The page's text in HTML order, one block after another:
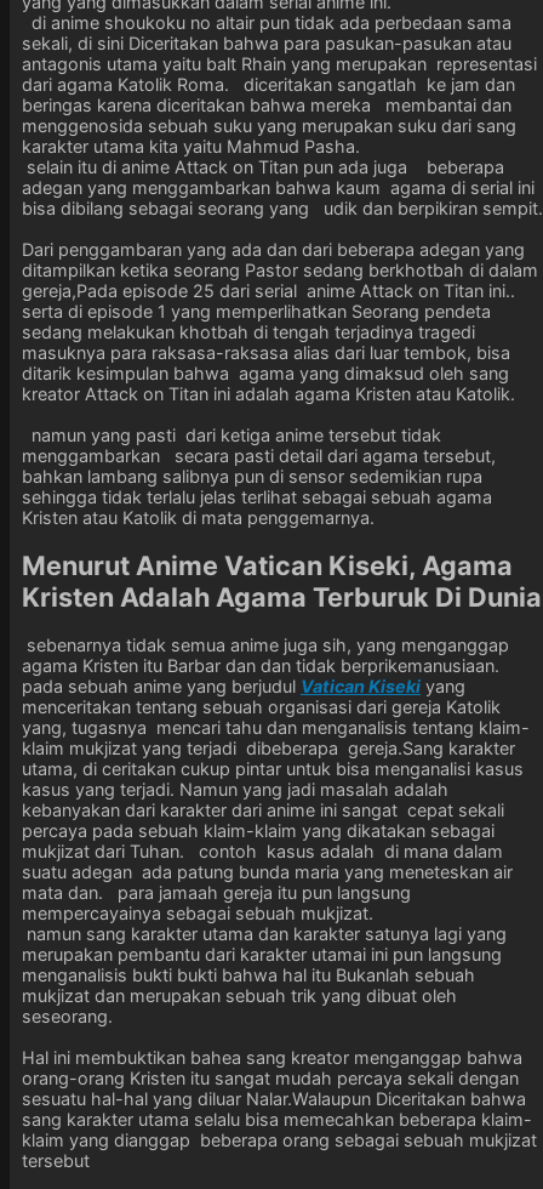
di anime shoukoku no altair pun tidak ada perbedaan sama
sekali, di sini Diceritakan bahwa para pasukan-pasukan atau
antagonis utama yaitu balt Rhain yang merupakan representasi
dari agama Katolik Roma. diceritakan sangatlah ke jam dan
beringas karena diceritakan bahwa mereka membantai dan
menggenosida sebuah suku yang merupakan suku dari sang
karakter utama kita yaitu Mahmud Pasha.
selain itu di anime Attack on Titan pun ada juga beberapa
adegan yang menggambarkan bahwa kaum agama di serial ini
bisa dibilang sebagai seorang yang udik dan berpikiran sempit.
Dari penggambaran yang ada dan dari beberapa adegan yang
ditampilkan ketika seorang Pastor sedang berkhotbah di dalam
gereja,Pada episode 25 dari serial anime Attack on Titan ini..
serta di episode 1 yang memperlihatkan Seorang pendeta
sedang melakukan khotbah di tengah terjadinya tragedi
masuknya para raksasa-raksasa alias dari luar tembok, bisa
ditarik kesimpulan bahwa agama yang dimaksud oleh sang
kreator Attack on Titan ini adalah agama Kristen atau Katolik.
namun yang pasti dari ketiga anime tersebut tidak
menggambarkan secara pasti detail dari agama tersebut,
bahkan lambang salibnya pun di sensor sedemikian rupa
sehingga tidak terlalu jelas terlihat sebagai sebuah agama
Kristen atau Katolik di mata penggemarnya.
Menurut Anime Vatican Kiseki, Agama
Kristen Adalah Agama Terburuk Di Dunia
sebenarnya tidak semua anime juga sih, yang menganggap
agama Kristen itu Barbar dan dan tidak berprikemanusiaan.
pada sebuah anime yang berjudul Vatican Kiseki yang
menceritakan tentang sebuah organisasi dari gereja Katolik
yang, tugasnya mencari tahu dan menganalisis tentang klaim-
klaim mukjizat yang terjadi dibeberapa gereja.Sang karakter
utama, di ceritakan cukup pintar untuk bisa menganalisi kasus
kasus yang terjadi. Namun yang jadi masalah adalah
kebanyakan dari karakter dari anime ini sangat cepat sekali
percaya pada sebuah klaim-klaim yang dikatakan sebagai
mukjizat dari Tuhan. contoh kasus adalah di mana dalam
suatu adegan ada patung bunda maria yang meneteskan air
mata dan. para jamaah gereja itu pun langsung
mempercayainya sebagai sebuah mukjizat.
namun sang karakter utama dan karakter satunya lagi yang
merupakan pembantu dari karakter utamai ini pun langsung
menganalisis bukti bukti bahwa hal itu Bukanlah sebuah
mukjizat dan merupakan sebuah trik yang dibuat oleh
seseorang.
Hal ini membuktikan bahea sang kreator menganggap bahwa
orang-orang Kristen itu sangat mudah percaya sekali dengan
sesuatu hal-hal yang diluar Nalar.Walaupun Diceritakan bahwa
sang karakter utama selalu bisa memecahkan beberapa klaim-
klaim yang dianggap beberapa orang sebagai sebuah mukjizat
tersebut